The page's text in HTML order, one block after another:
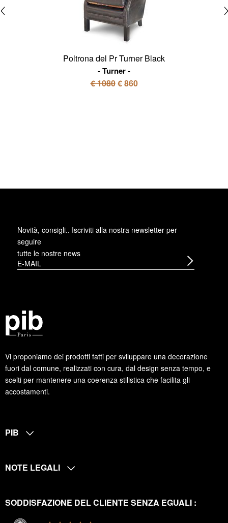
Poltrona del Pr Turner Black
Turner
€ 1080€ 860
Vi proponiamo dei prodotti fatti per sviluppare una decorazione
fuori dal comune, realizzati con cura, dal design senza tempo, e
scelti per mantenere una coerenza stilistica che facilita gli
accostamenti.
Novità, consigli.. Iscriviti alla nostra newsletter per
seguire
tutte le nostre news
PIB
NOTE LEGALI
SODDISFAZIONE DEL CLIENTE SENZA EGUALI :